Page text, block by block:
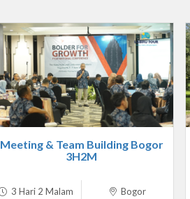
Meeting & Team Building Bogor
3H2M
3 Hari 2 Malam Bogor